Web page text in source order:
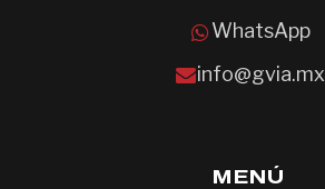
WhatsApp
info@gvia.mx
MENÚ